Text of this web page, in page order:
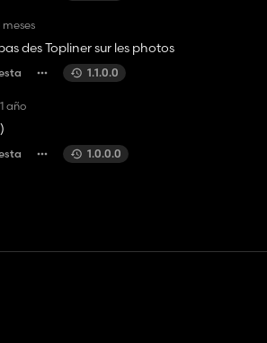
meses
des Topliner sur les photos
1.1.0.0
año
1.0.0.0